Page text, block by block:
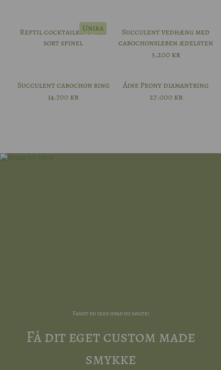
Reptil cocktailring med
sort spinel
Unika
Succulent vedhæng med
cabochonsleben ædelsten
3.200 kr
Succulent cabochon ring
14.700 kr
Áine Peony diamantring
27.000 kr
Fandt du ikke hvad du søgte?
Få dit eget custom made
smykke